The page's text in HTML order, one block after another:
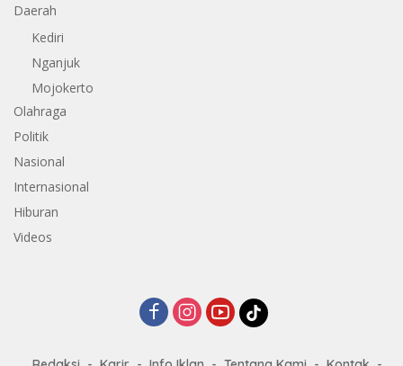
Daerah
Kediri
Nganjuk
Mojokerto
Olahraga
Politik
Nasional
Internasional
Hiburan
Videos